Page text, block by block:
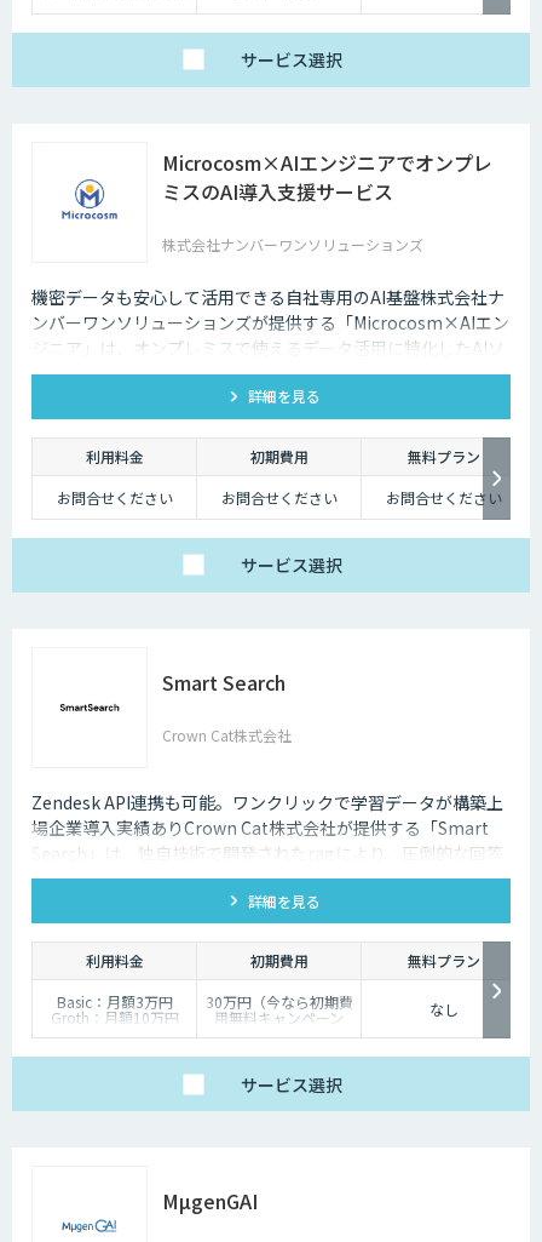
そのような場合に、チャットボットを設置しておけば、ユーザーの疑問を
ます。低コストで問い合わせ対応の環境を整えられるという点は大きなメ
リットといえるでしょう。
ユーザーから似たような問い合わせが頻繁に寄せられることは決して珍し
くありません。その質問に毎回担当者が回答していくのは、決して効率的
とはいえないでしょう。その点、チャットボットであれば問い合わせ対応
を自動化できるため、従業員は他の業務へ力を注ぐことが可能になりま
・気軽に問い合わせできる
問い合わせの窓口が電話やメールのみの場合、問い合わせというアクショ
その点、チャットボットであれば普段の友人とのチャットと同じ感覚で質
問することができます。また、「相手がロボット」という認識があるた
め、ユーザーもより気軽に問い合わせを行うことができるのです。
チャットボットは多種多様な業界で導入されており、様々なメリットをも
たらす存在です。近年は人手不足が深刻化しているため、多くの企業にと
ってチャットボットを活用して業務効率化するべく導入が進んでおりま
積り）
サービス選択
Microcosm×AIエンジニアでオンプレ
ミスのAI導入支援サービス
株式会社ナンバーワンソリューションズ
機密データも安心して活用できる自社専用のAI基盤株式会社ナ
ンバーワンソリューションズが提供する「Microcosm×AIエン
ジニア」は、オンプレミスで使えるデータ活用に特化したAIソ
リューションをAIエンジニアが貴社の課題に合わせてカスタマ
イズするサービスです。社内に眠るデータを「会社の資産」と
して生まれ変わらせることができます。
詳細を見る
利用料金 初期費用
無料プラン
お問合せください
お問合せください お問合せください
サービス選択
Smart Search
Crown Cat株式会社
Zendesk API連携も可能。ワンクリックで学習データが構築上
場企業導入実績ありCrown Cat株式会社が提供する「Smart
Search」は、独自技術で開発されたragにより、圧倒的な回答
精度を誇るAIチャットボットです。また回答精度が悪い時は管
理画面から簡単にご自身でチューニングができる、簡単でかつ
高精度な特徴があります。
詳細を見る
利用料金 初期費用
無料プラン
Basic：月額3万円
Groth：月額10万円
Enterprise：月額20万
30万円（今なら初期費
用無料キャンペーン
中）
なし
サービス選択
MµgenGAI